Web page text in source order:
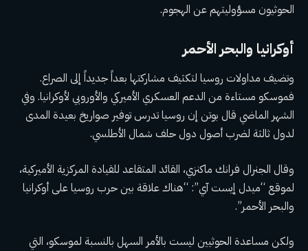
الحوثيون مسؤوليتهم عن الهجوم.
أوكرانيا والبحر الأحمر
وتضيف مداولات روسيا لتكثيف مشاركتها بعداً جديداً إلى الصراع.
فموسكو مستاءة من الدعم العسكري الأميركي والأوروبي لأوكرانيا. وفي
الشهر الماضي قال بوتن إن روسيا تدرس توفير صواريخ بعيدة المدى
لدول ثالثة لضرب أصول دول حلف شمال الأطلسي.
وقال الجنرال فرانك ماكنزي، القائد المتقاعد للقيادة المركزية الأميركية،
لموقع “ميدل إيست آي”: “هناك علاقة بين حرب روسيا على أوكرانيا
والبحر الأحمر”.
ولكن مساعدة الحوثيين ليست بالأمر السهل بالنسبة لموسكو، التي